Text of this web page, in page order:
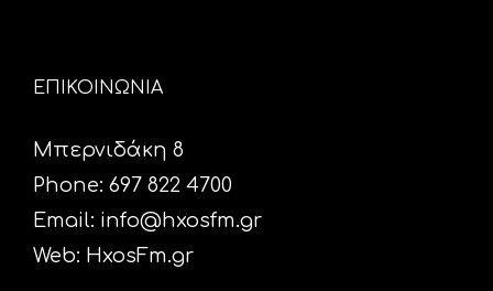
ΕΠΙΚΟΙΝΩΝΙΑ
Μπερνιδάκη 8
Phone: 697 822 4700
Email: info@hxosfm.gr
Web: HxosFm.gr